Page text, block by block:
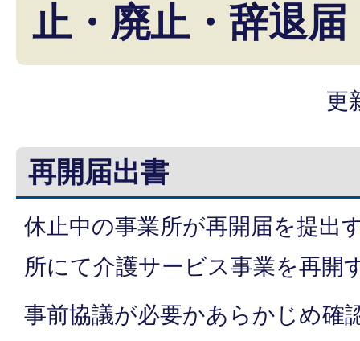
止・廃止・辞退届
更
再開届出書
休止中の事業所が再開届を提出
所にて介護サービス事業を再開
事前協議が必要かあらかじめ確